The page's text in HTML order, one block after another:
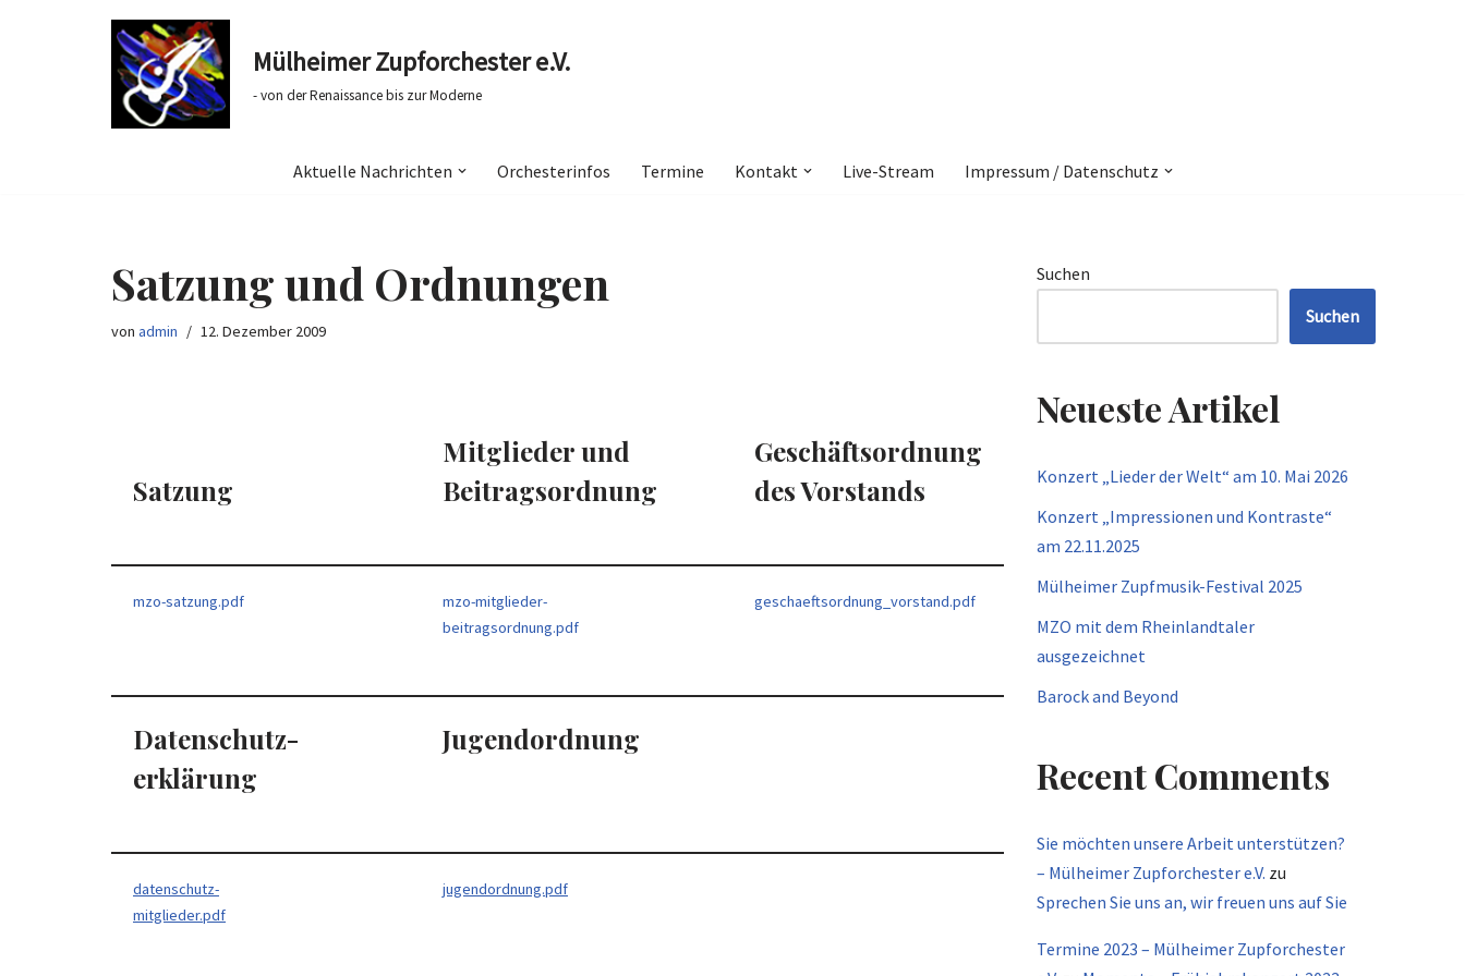
Mülheimer Zupforchester e.V.
- von der Renaissance bis zur Moderne
Aktuelle Nachrichten Orchesterinfos Termine Kontakt Live-Stream Impressum / Datenschutz
Satzung und Ordnungen
von admin 12. Dezember 2009
Satzung
Mitglieder und
Beitragsordnung
Geschäftsordnung
des Vorstands
mzo-satzung.pdf
mzo-mitglieder-
beitragsordnung.pdf
geschaeftsordnung_vorstand.pdf
Datenschutz-
erklärung
Jugendordnung
datenschutz-
mitglieder.pdf
jugendordnung.pdf
Suchen
Suchen
Neueste Artikel
Konzert „Lieder der Welt“ am 10. Mai 2026
Konzert „Impressionen und Kontraste“
am 22.11.2025
Mülheimer Zupfmusik-Festival 2025
MZO mit dem Rheinlandtaler
ausgezeichnet
Barock and Beyond
Recent Comments
Sie möchten unsere Arbeit unterstützen?
– Mülheimer Zupforchester e.V. zu
Sprechen Sie uns an, wir freuen uns auf Sie
Termine 2023 – Mülheimer Zupforchester